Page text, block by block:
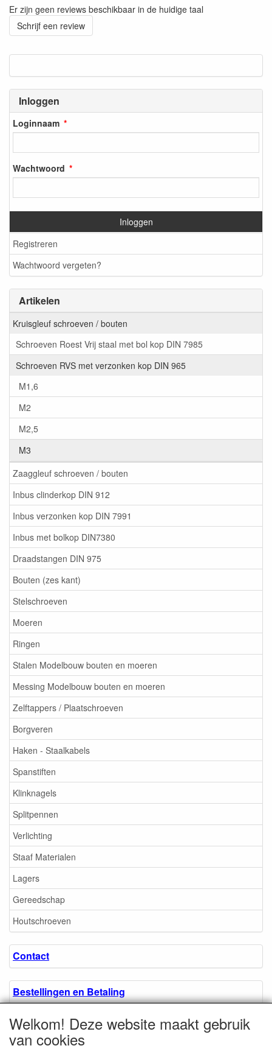
Inloggen
Loginnaam
Wachtwoord
Inloggen
Registreren
Wachtwoord vergeten?
Artikelen
Kruisgleuf schroeven / bouten
Schroeven Roest Vrij staal met bol kop DIN 7985
Schroeven RVS met verzonken kop DIN 965
M1,6
M2
M2,5
M3
Zaaggleuf schroeven / bouten
Inbus clinderkop DIN 912
Inbus verzonken kop DIN 7991
Inbus met bolkop DIN7380
Draadstangen DIN 975
Bouten (zes kant)
Stelschroeven
Moeren
Ringen
Stalen Modelbouw bouten en moeren
Messing Modelbouw bouten en moeren
Zelftappers / Plaatschroeven
Borgveren
Haken - Staalkabels
Spanstiften
Klinknagels
Splitpennen
Verlichting
Staaf Materialen
Lagers
Gereedschap
Houtschroeven
Contact
Bestellingen en Betaling
Algemene voorwaarden
Er zijn geen reviews beschikbaar in de huidige taal
Schrijf een review
Welkom! Deze website maakt gebruik
van cookies